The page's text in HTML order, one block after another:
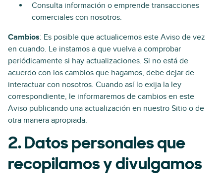
Consulta información o emprende transacciones
comerciales con nosotros.
Cambios: Es posible que actualicemos este Aviso de vez
en cuando. Le instamos a que vuelva a comprobar
periódicamente si hay actualizaciones. Si no está de
acuerdo con los cambios que hagamos, debe dejar de
interactuar con nosotros. Cuando así lo exija la ley
correspondiente, le informaremos de cambios en este
Aviso publicando una actualización en nuestro Sitio o de
otra manera apropiada.
2. Datos personales que
recopilamos y divulgamos